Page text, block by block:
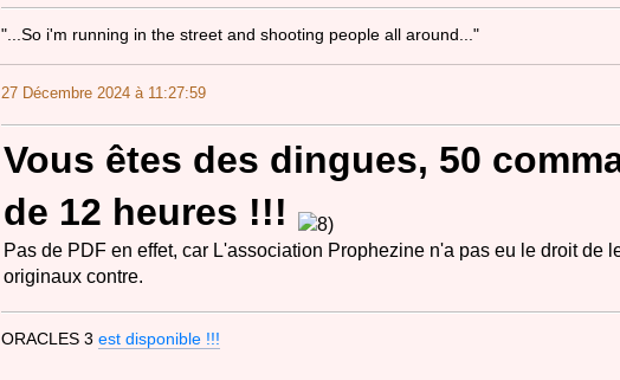
"...So i'm running in the street and shooting people all around..."
27 Décembre 2024 à 11:27:59
Vous êtes des dingues, 50
de 12 heures !!!
Pas de PDF en effet, car L'association Prophezine n'a pas eu le droit de
originaux contre.
ORACLES 3est disponible !!!